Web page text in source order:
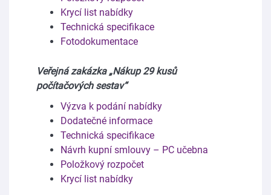
Krycí list nabídky
Technická specifikace
Fotodokumentace
Veřejná zakázka „Nákup 29 kusů
počítačových sestav“
Výzva k podání nabídky
Dodatečné informace
Technická specifikace
Návrh kupní smlouvy – PC učebna
Položkový rozpočet
Krycí list nabídky